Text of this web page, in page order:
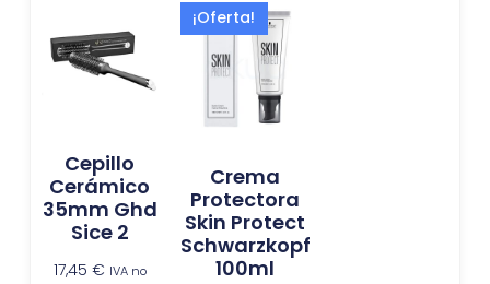
Cepillo
Cerámico
35mm Ghd
Sice 2
17,45 € IVA no
¡Oferta!
Crema
Protectora
Skin Protect
Schwarzkopf
100ml
El
precio
original
era:
10,75 €.